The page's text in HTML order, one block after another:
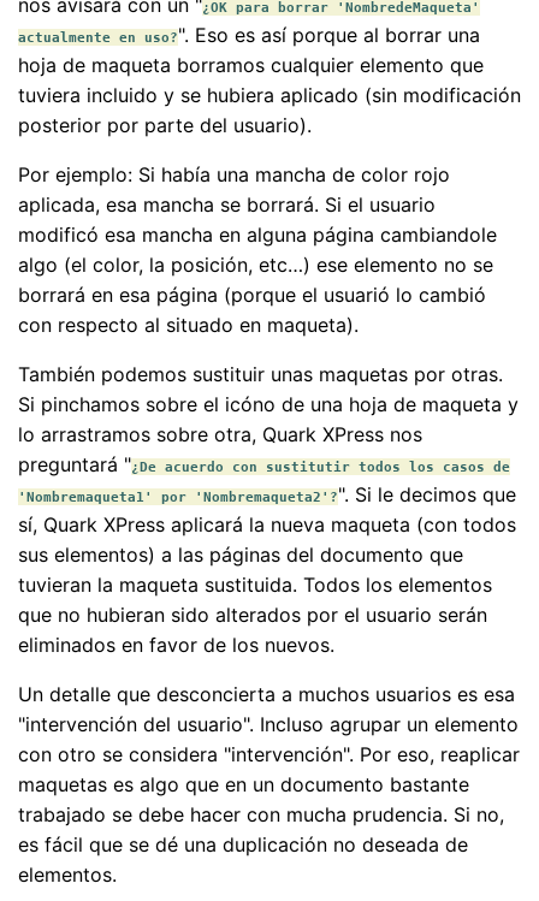
nos avisará con un "¿OK para borrar 'NombredeMaqueta'
actualmente en uso?". Eso es así porque al borrar una
hoja de maqueta borramos cualquier elemento que
tuviera incluido y se hubiera aplicado (sin modificación
posterior por parte del usuario).
Por ejemplo: Si había una mancha de color rojo
aplicada, esa mancha se borrará. Si el usuario
modificó esa mancha en alguna página cambiandole
algo (el color, la posición, etc…) ese elemento no se
borrará en esa página (porque el usuarió lo cambió
con respecto al situado en maqueta).
También podemos sustituir unas maquetas por otras.
Si pinchamos sobre el icóno de una hoja de maqueta y
lo arrastramos sobre otra, Quark XPress nos
preguntará "¿De acuerdo con sustitutir todos los casos de
'Nombremaqueta1' por 'Nombremaqueta2'?". Si le decimos que
sí, Quark XPress aplicará la nueva maqueta (con todos
sus elementos) a las páginas del documento que
tuvieran la maqueta sustituida. Todos los elementos
que no hubieran sido alterados por el usuario serán
eliminados en favor de los nuevos.
Un detalle que desconcierta a muchos usuarios es esa
"intervención del usuario". Incluso agrupar un elemento
con otro se considera "intervención". Por eso, reaplicar
maquetas es algo que en un documento bastante
trabajado se debe hacer con mucha prudencia. Si no,
es fácil que se dé una duplicación no deseada de
elementos.